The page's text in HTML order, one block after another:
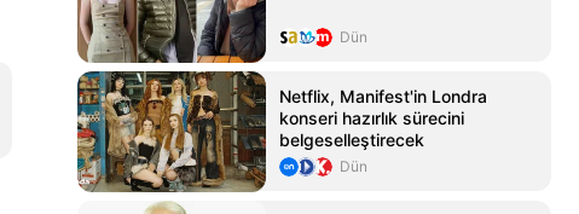
Dün
Netflix, Manifest'in Londra
konseri hazırlık sürecini
belgeselleştirecek
Dün